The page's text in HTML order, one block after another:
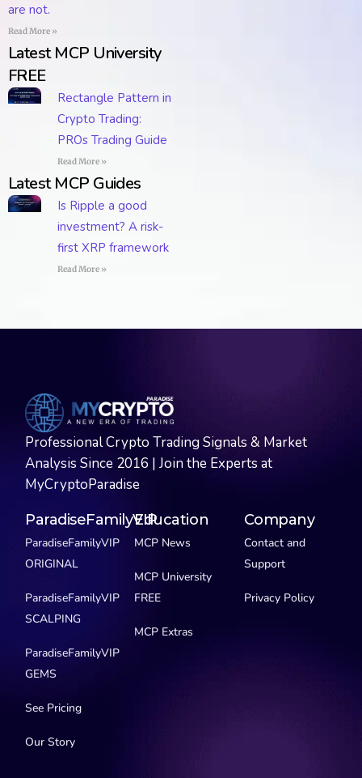
are not.
Read More »
Latest MCP University
FREE
Rectangle Pattern in
Crypto Trading:
PROs Trading Guide
Read More »
Latest MCP Guides
Is Ripple a good
investment? A risk-
first XRP framework
Read More »
Professional Crypto Trading Signals & Market
Analysis Since 2016 | Join the Experts at
MyCryptoParadise
ParadiseFamilyVIP
ParadiseFamilyVIP
ORIGINAL
ParadiseFamilyVIP
SCALPING
ParadiseFamilyVIP
GEMS
See Pricing
Our Story
Education
MCP News
MCP University
FREE
MCP Extras
Company
Contact and
Support
Privacy Policy